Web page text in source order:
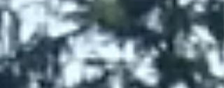
zertifiziert von...